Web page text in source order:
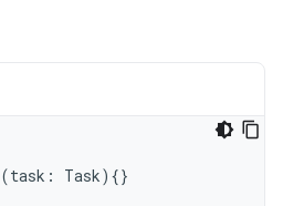
(task : Task){}